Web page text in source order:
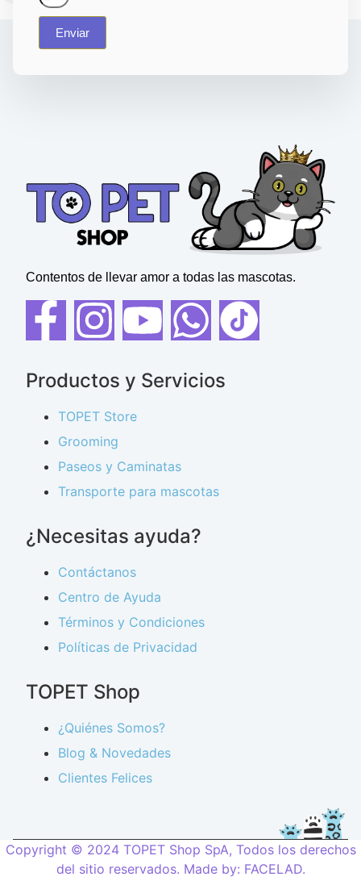
Enviar
Contentos de llevar amor a todas las mascotas.
Productos y Servicios
TOPET Store
Grooming
Paseos y Caminatas
Transporte para mascotas
¿Necesitas ayuda?
Contáctanos
Centro de Ayuda
Términos y Condiciones
Políticas de Privacidad
TOPET Shop
¿Quiénes Somos?
Blog & Novedades
Clientes Felices
Copyright © 2024 TOPET Shop SpA, Todos los derechos
del sitio reservados. Made by: FACELAD.